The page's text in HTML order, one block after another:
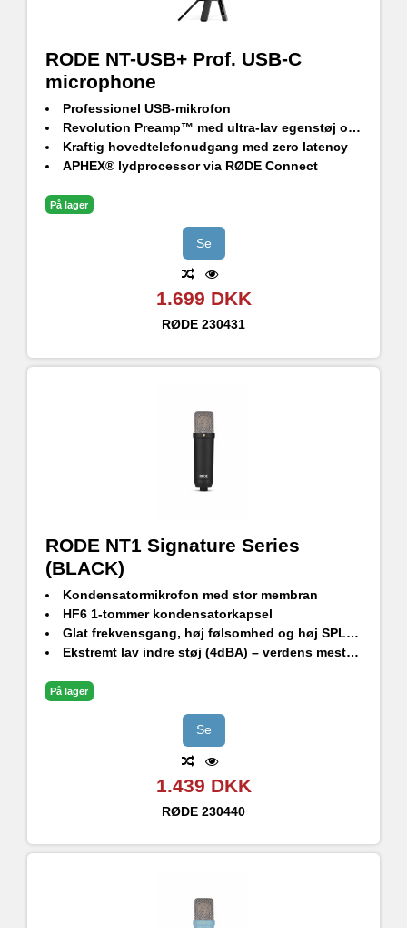
RODE NT-USB+ Prof. USB-C
microphone
Professionel USB-mikrofon
Revolution Preamp™ med ultra-lav egenstøj og high gain
Kraftig hovedtelefonudgang med zero latency
APHEX® lydprocessor via RØDE Connect
På lager
Se
1.699 DKK
RØDE 230431
RODE NT1 Signature Series
(BLACK)
Kondensatormikrofon med stor membran
HF6 1-tommer kondensatorkapsel
Glat frekvensgang, høj følsomhed og høj SPL-håndtering
Ekstremt lav indre støj (4dBA) – verdens mest støjsvage studiekondensatormikrofon
Stødbeslag i studiekvalitet, popfilter og premium XLR-kabel medfølger
På lager
Se
1.439 DKK
RØDE 230440